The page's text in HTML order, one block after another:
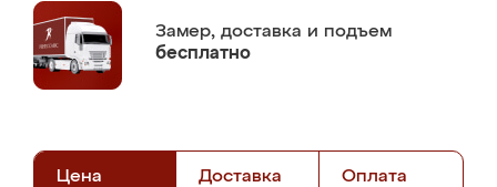
Замер, доставка и подъем
бесплатно
Цена Доставка Оплата